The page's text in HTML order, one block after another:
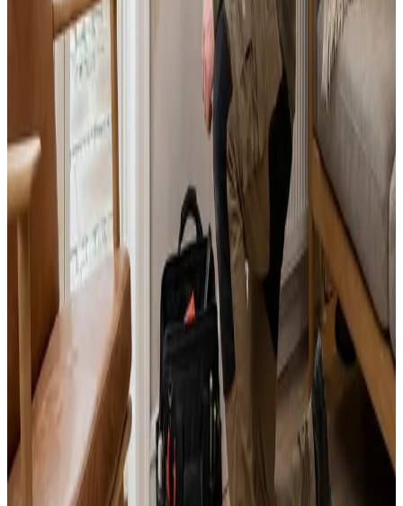
Alle mærker og systemer
Indhent tilbudRing 70 60 30 04